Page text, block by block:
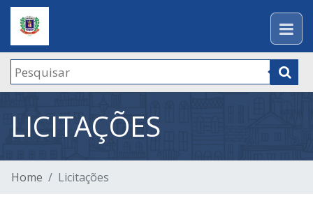
LICITAÇÕES
Home Licitações